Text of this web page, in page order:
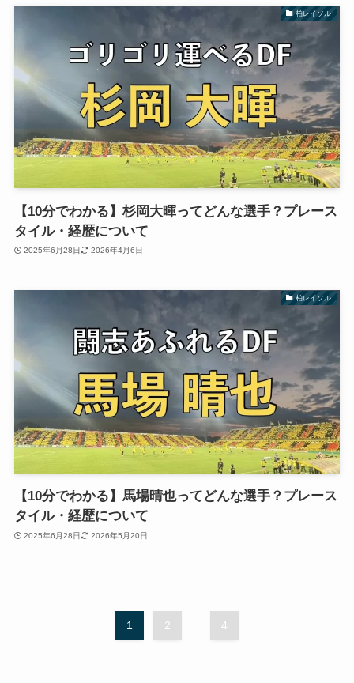
柏レイソル
【10分でわかる】杉岡大暉ってどんな選手？プレース
タイル・経歴について
2025年6月28日 2026年4月6日
柏レイソル
【10分でわかる】馬場晴也ってどんな選手？プレース
タイル・経歴について
2025年6月28日 2026年5月20日
1 2 ... 4